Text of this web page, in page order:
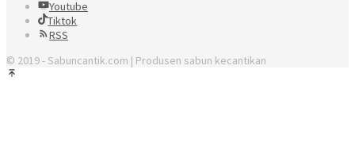
Youtube
Tiktok
RSS
© 2019 - Sabuncantik.com | Produsen sabun kecantikan